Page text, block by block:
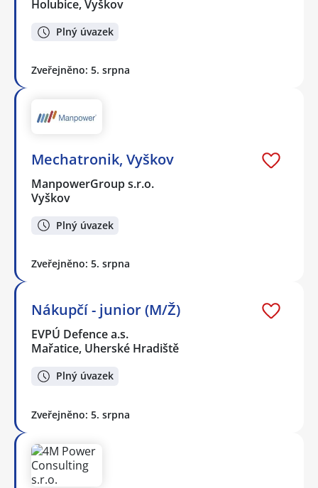
Holubice, Vyškov
Plný úvazek
Zveřejněno: 5. srpna
Mechatronik, Vyškov
ManpowerGroup s.r.o.
Vyškov
Plný úvazek
Zveřejněno: 5. srpna
Nákupčí - junior (M/Ž)
EVPÚ Defence a.s.
Mařatice, Uherské Hradiště
Plný úvazek
Zveřejněno: 5. srpna